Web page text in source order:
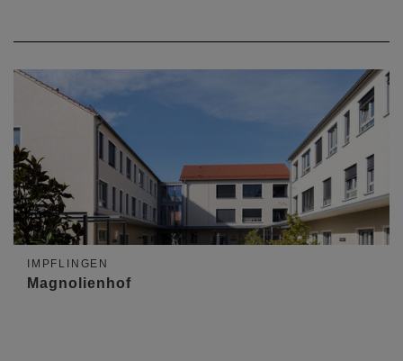
IMPFLINGEN
Magnolienhof